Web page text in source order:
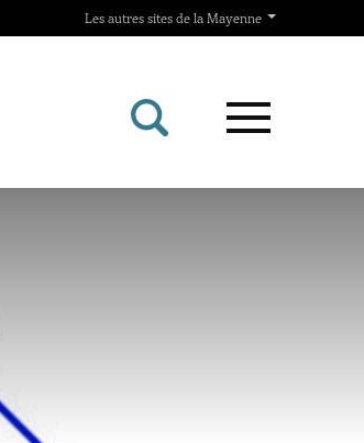
Les autres sites de la Mayenne